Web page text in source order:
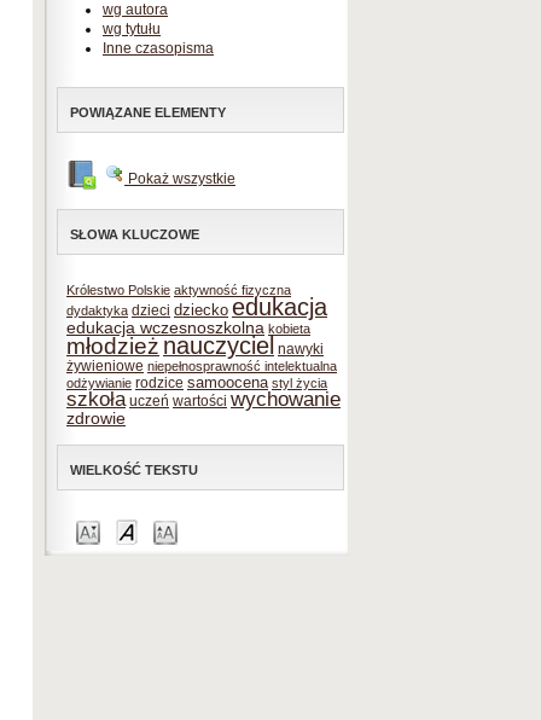
wg autora
wg tytułu
Inne czasopisma
POWIĄZANE ELEMENTY
Pokaż wszystkie
SŁOWA KLUCZOWE
Królestwo Polskie aktywność fizyczna
dydaktyka dzieci dziecko edukacja
edukacja wczesnoszkolna kobieta
młodzież nauczyciel nawyki
żywieniowe niepełnosprawność intelektualna
odżywianie rodzice samoocena styl życia
szkoła uczeń wartości wychowanie
zdrowie
WIELKOŚĆ TEKSTU